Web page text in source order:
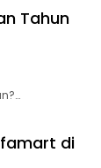
Tahun
di